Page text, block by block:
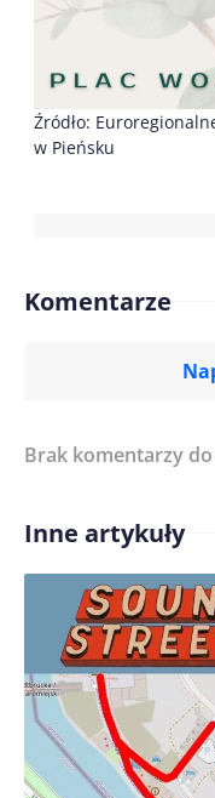
Źródło:
w Pieńsku
Komentarze
Treść komentarza*
Imię/ Nick*
Zapamiętaj
pisania
Brak komentarzy
Inne artykuły